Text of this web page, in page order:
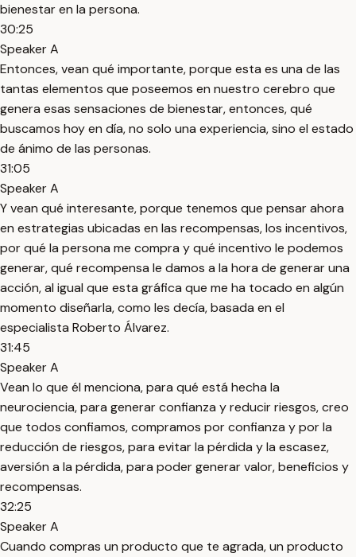
bienestar en la persona.
30:25
Speaker A
Entonces, vean qué importante, porque esta es una de las
tantas elementos que poseemos en nuestro cerebro que
genera esas sensaciones de bienestar, entonces, qué
buscamos hoy en día, no solo una experiencia, sino el estado
de ánimo de las personas.
31:05
Speaker A
Y vean qué interesante, porque tenemos que pensar ahora
en estrategias ubicadas en las recompensas, los incentivos,
por qué la persona me compra y qué incentivo le podemos
generar, qué recompensa le damos a la hora de generar una
acción, al igual que esta gráfica que me ha tocado en algún
momento diseñarla, como les decía, basada en el
especialista Roberto Álvarez.
31:45
Speaker A
Vean lo que él menciona, para qué está hecha la
neurociencia, para generar confianza y reducir riesgos, creo
que todos confiamos, compramos por confianza y por la
reducción de riesgos, para evitar la pérdida y la escasez,
aversión a la pérdida, para poder generar valor, beneficios y
recompensas.
32:25
Speaker A
Cuando compras un producto que te agrada, un producto